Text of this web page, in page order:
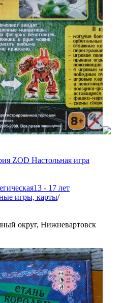
ZOD Настольная игра
13 - 17 лет
игры, карты/
округ, Нижневартовск